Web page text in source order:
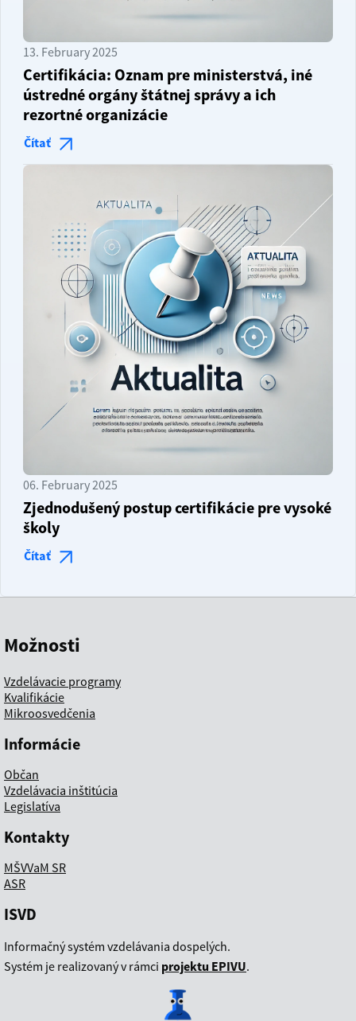
13. February 2025
Certifikácia: Oznam pre ministerstvá, iné
ústredné orgány štátnej správy a ich
rezortné organizácie
Čítať
06. February 2025
Zjednodušený postup certifikácie pre vysoké
školy
Čítať
Možnosti
Vzdelávacie programy
Kvalifikácie
Mikroosvedčenia
Informácie
Občan
Vzdelávacia inštitúcia
Legislatíva
Kontakty
MŠVVaM SR
ASR
ISVD
Informačný systém vzdelávania dospelých.
Systém je realizovaný v rámci projektu EPIVU.